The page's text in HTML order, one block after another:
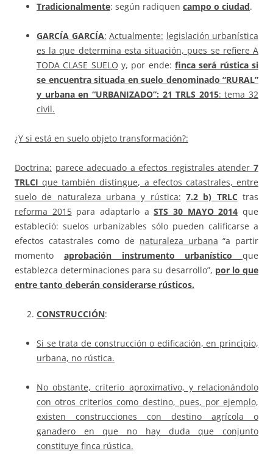
Tradicionalmente: según radiquen campo o ciudad.
GARCÍA GARCÍA: Actualmente: legislación urbanística
es la que determina esta situación, pues se refiere A
TODA CLASE SUELO y, por ende:finca será rústica si
se encuentra situada en suelo denominado “RURAL”
y urbana en “URBANIZADO”: 21 TRLS 2015: tema 32
civil.
¿Y si está en suelo objeto transformación?:
Doctrina: parece adecuado a efectos registrales atender7
TRLCI que también distingue, a efectos catastrales, entre
suelo de naturaleza urbana y rústica: 7.2 b) TRLCtras
reforma 2015para adaptarlo aSTS30 MAYO 2014 que
estableció: suelos urbanizables sólo pueden calificarse a
efectos catastrales como de naturaleza urbana “a partir
momento aprobación instrumento urbanístico que
establezca determinaciones para su desarrollo”, por lo que
entre tanto deberán considerarse rústicos.
CONSTRUCCIÓN:
Si se trata de construcción o edificación, en principio,
urbana, no rústica.
No obstante, criterio aproximativo, y relacionándolo
con otros criterios como destino, pues, por ejemplo,
existen construcciones con destino agrícola o
ganadero en que no hay duda que conjunto
constituye finca rústica.